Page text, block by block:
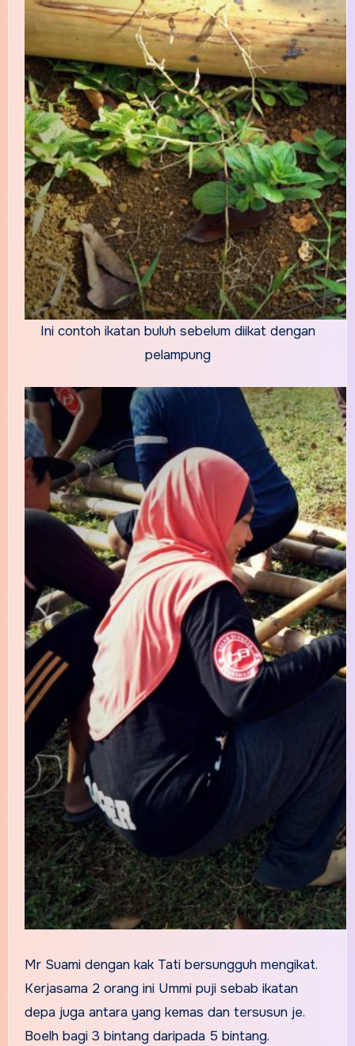
Ini contoh ikatan buluh sebelum diikat dengan
pelampung
Mr Suami dengan kak Tati bersungguh mengikat.
Kerjasama 2 orang ini Ummi puji sebab ikatan
depa juga antara yang kemas dan tersusun je.
Boelh bagi 3 bintang daripada 5 bintang.